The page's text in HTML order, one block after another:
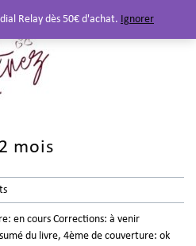
mois
en cours Corrections: à venir
du livre, 4ème de couverture: ok
Relay dès 50€ d'achat. Ignorer